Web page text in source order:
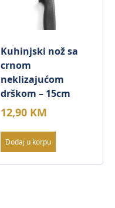
Kuhinjski nož sa
crnom
neklizajućom
drškom – 15cm
12,90 KM
Dodaj u korpu